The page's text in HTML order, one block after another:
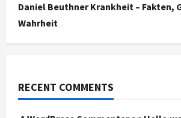
Daniel Beuthner Krankheit – Fakten,
Wahrheit
RECENT COMMENTS